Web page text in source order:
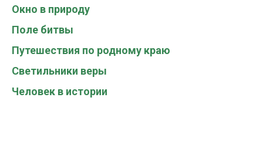
Окно в природу
Поле битвы
Путешествия по родному краю
Светильники веры
Человек в истории